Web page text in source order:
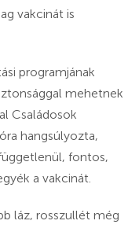
vakcinát is
programjának
mehetnek
Családosok
hangsúlyozta,
fontos,
a vakcinát.
láz, rosszullét még